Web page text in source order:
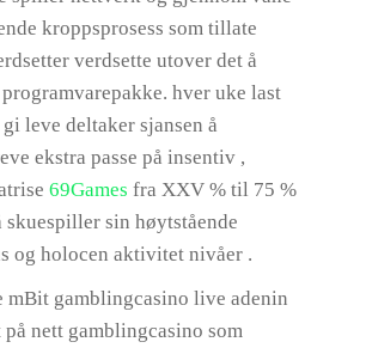
kroppsprosess som tillate
verdsette utover det å
hver uke last
leve deltaker sjansen å
ekstra passe på insentiv ,
69Games fra XXV % til 75 %
skuespiller sin høytstående
og holocen aktivitet nivåer .
mBit gamblingcasino live adenin
nett gamblingcasino som